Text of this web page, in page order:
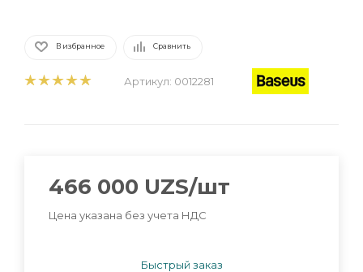
В избранное Сравнить
Артикул: 0012281
466 000 UZS/шт
Цена указана без учета НДС
Быстрый заказ